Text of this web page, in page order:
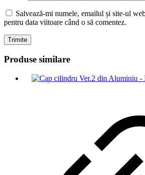
Salvează-mi numele, emailul și site-ul
pentru data viitoare când o să comentez.
Produse similare